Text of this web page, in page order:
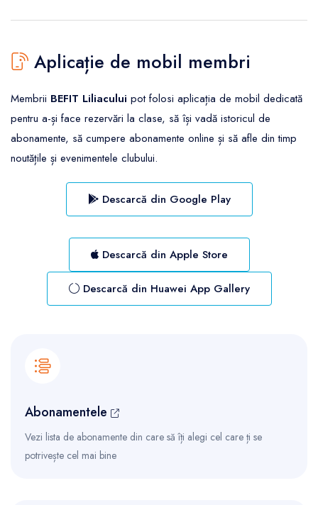
Aplicație de mobil membri
Membrii BEFIT Liliacului pot folosi aplicația de mobil dedicată
pentru a-și face rezervări la clase, să își vadă istoricul de
abonamente, să cumpere abonamente online și să afle din timp
noutățile și evenimentele clubului.
Descarcă din Google Play
Descarcă din Apple Store
Descarcă din Huawei App Gallery
Abonamentele
Vezi lista de abonamente din care să îți alegi cel care ți se
potrivește cel mai bine